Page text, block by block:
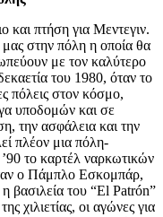
και πτήση για Μεντεγιν.
στην πόλη η οποία θα
με τον καλύτερο
του 1980, όταν το
πόλεις στον κόσμο,
υποδομών και σε
την ασφάλεια και την
πλέον μια πόλη-
’90 το καρτέλ ναρκωτικών
ο Πάμπλο Εσκομπάρ,
βασιλεία του “El Patrón”
χιλιετίας, οι αγώνες για